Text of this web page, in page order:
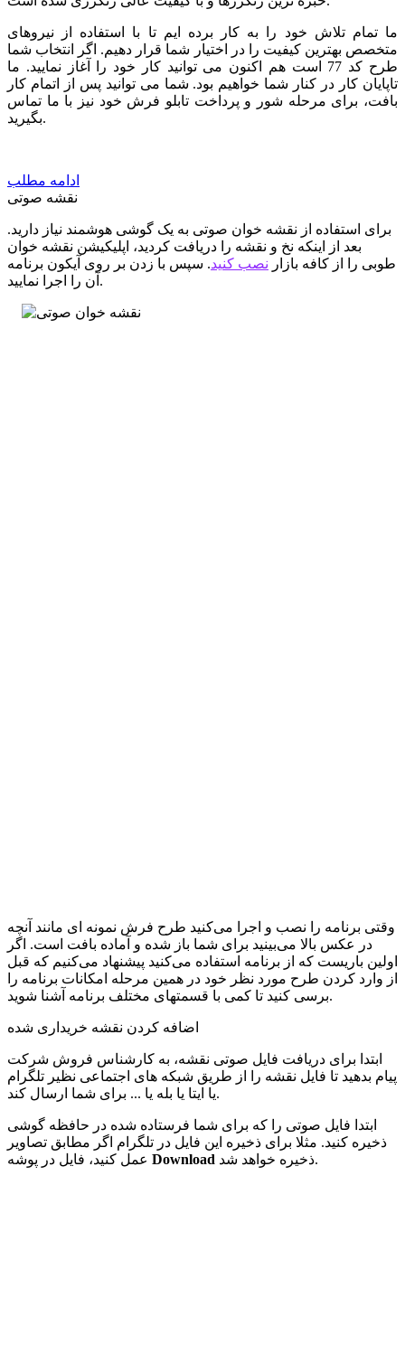
ما تمام تلاش خود را به کار برده ایم تا با استفاده از نیروهای
متخصص بهترین کیفیت را در اختیار شما قرار دهیم. اگر انتخاب شما
طرح کد 77 است هم اکنون می توانید کار خود را آغاز نمایید. ما
تاپایان کار در کنار شما خواهیم بود. شما می توانید پس از اتمام کار
بافت، برای مرحله شور و پرداخت تابلو فرش خود نیز با ما تماس
بگیرید.
ادامه مطلب
نقشه صوتی
برای استفاده از نقشه خوان صوتی به یک گوشی هوشمند نیاز دارید.
بعد از اینکه نخ و نقشه را دریافت کردید، اپلیکیشن نقشه خوان
طوبی را از کافه بازار نصب کنید. سپس با زدن بر روی آیکون برنامه
آن را اجرا نمایید.
وقتی برنامه را نصب و اجرا می‌کنید طرح فرش نمونه ای مانند آنچه
در عکس بالا می‌بینید برای شما باز شده و آماده بافت است. اگر
اولین باریست که از برنامه استفاده می‌کنید پیشنهاد می‌کنیم که قبل
از وارد کردن طرح مورد نظر خود در همین مرحله امکانات برنامه را
برسی کنید تا کمی با قسمتهای مختلف برنامه آشنا شوید.
اضافه کردن نقشه خریداری شده
ابتدا برای دریافت فایل صوتی نقشه، به کارشناس فروش شرکت
پیام بدهید تا فایل نقشه را از طریق شبکه های اجتماعی نظیر تلگرام
یا ایتا یا بله یا ... برای شما ارسال کند.
ابتدا فایل صوتی را که برای شما فرستاده شده در حافظه گوشی
ذخیره کنید. مثلا برای ذخیره این فایل در تلگرام اگر مطابق تصاویر
Download ذخیره خواهد شد.